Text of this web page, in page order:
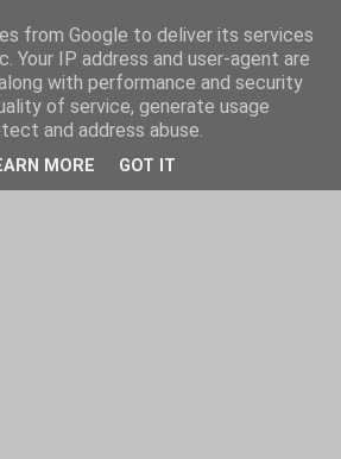
from Google to deliver its services
Your IP address and user-agent are
with performance and security
of service, generate usage
and address abuse.
MORE GOT IT